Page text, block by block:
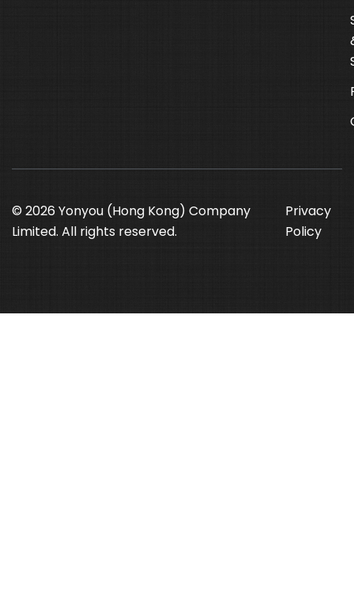
© 2026 Yonyou (Hong Kong) Company
Limited. All rights reserved.
Privacy
Policy